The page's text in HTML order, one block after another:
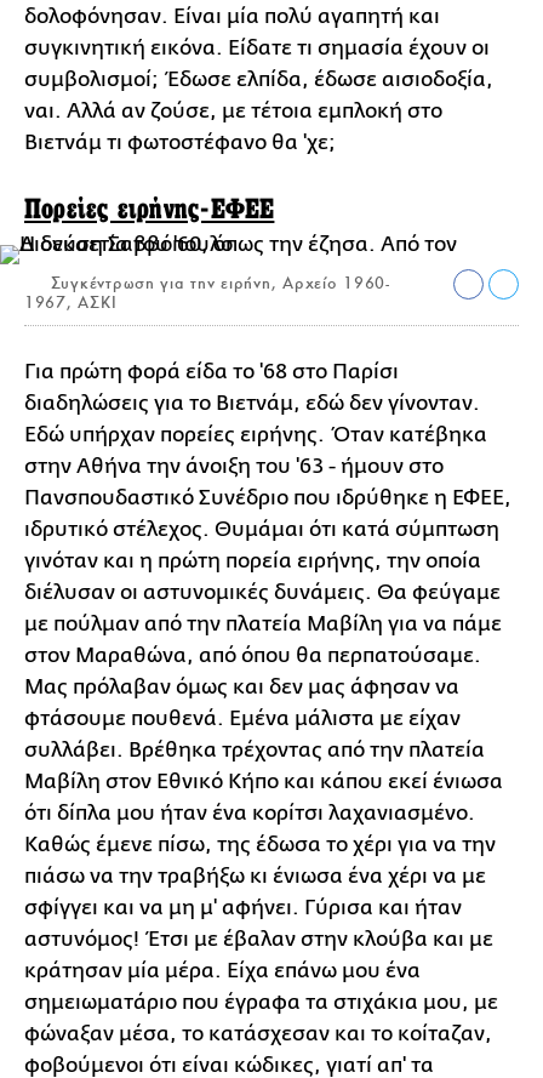
δολοφόνησαν. Είναι μία πολύ αγαπητή και
συγκινητική εικόνα. Είδατε τι σημασία έχουν οι
συμβολισμοί; Έδωσε ελπίδα, έδωσε αισιοδοξία,
ναι. Αλλά αν ζούσε, με τέτοια εμπλοκή στο
Βιετνάμ τι φωτοστέφανο θα 'χε;
Πορείες ειρήνης-ΕΦΕΕ
Συγκέντρωση για την ειρήνη, Αρχείο 1960-
1967, ΑΣΚΙ
Για πρώτη φορά είδα το '68 στο Παρίσι
διαδηλώσεις για το Βιετνάμ, εδώ δεν γίνονταν.
Εδώ υπήρχαν πορείες ειρήνης. Όταν κατέβηκα
στην Αθήνα την άνοιξη του '63 - ήμουν στο
Πανσπουδαστικό Συνέδριο που ιδρύθηκε η ΕΦΕΕ,
ιδρυτικό στέλεχος. Θυμάμαι ότι κατά σύμπτωση
γινόταν και η πρώτη πορεία ειρήνης, την οποία
διέλυσαν οι αστυνομικές δυνάμεις. Θα φεύγαμε
με πούλμαν από την πλατεία Μαβίλη για να πάμε
στον Μαραθώνα, από όπου θα περπατούσαμε.
Μας πρόλαβαν όμως και δεν μας άφησαν να
φτάσουμε πουθενά. Εμένα μάλιστα με είχαν
συλλάβει. Βρέθηκα τρέχοντας από την πλατεία
Μαβίλη στον Εθνικό Κήπο και κάπου εκεί ένιωσα
ότι δίπλα μου ήταν ένα κορίτσι λαχανιασμένο.
Καθώς έμενε πίσω, της έδωσα το χέρι για να την
πιάσω να την τραβήξω κι ένιωσα ένα χέρι να με
σφίγγει και να μη μ' αφήνει. Γύρισα και ήταν
αστυνόμος! Έτσι με έβαλαν στην κλούβα και με
κράτησαν μία μέρα. Είχα επάνω μου ένα
σημειωματάριο που έγραφα τα στιχάκια μου, με
φώναξαν μέσα, το κατάσχεσαν και το κοίταζαν,
φοβούμενοι ότι είναι κώδικες, γιατί απ' τα